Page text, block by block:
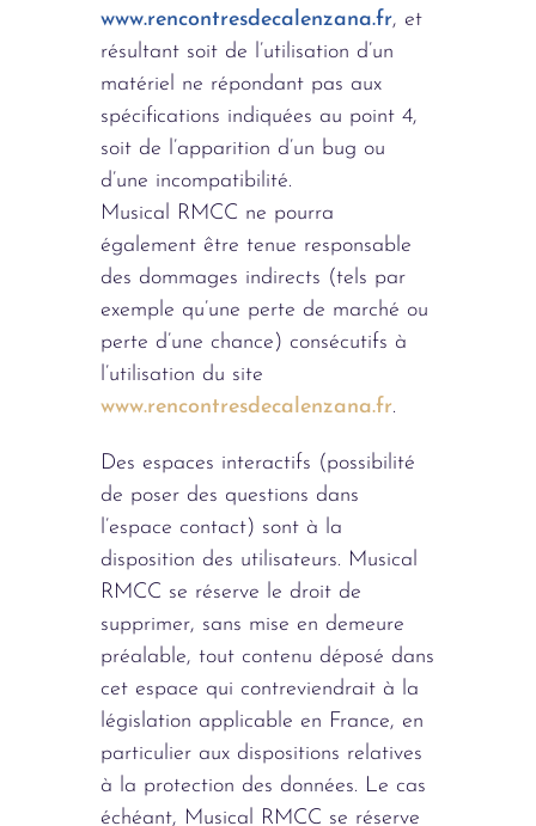
www.rencontresdecalenzana.fr, et
résultant soit de l’utilisation d’un
matériel ne répondant pas aux
spécifications indiquées au point 4,
soit de l’apparition d’un bug ou
d’une incompatibilité.
Musical RMCC ne pourra
également être tenue responsable
des dommages indirects (tels par
exemple qu’une perte de marché ou
perte d’une chance) consécutifs à
l’utilisation du site
www.rencontresdecalenzana.fr.
Des espaces interactifs (possibilité
de poser des questions dans
l’espace contact) sont à la
disposition des utilisateurs. Musical
RMCC se réserve le droit de
supprimer, sans mise en demeure
préalable, tout contenu déposé dans
cet espace qui contreviendrait à la
législation applicable en France, en
particulier aux dispositions relatives
à la protection des données. Le cas
échéant, Musical RMCC se réserve